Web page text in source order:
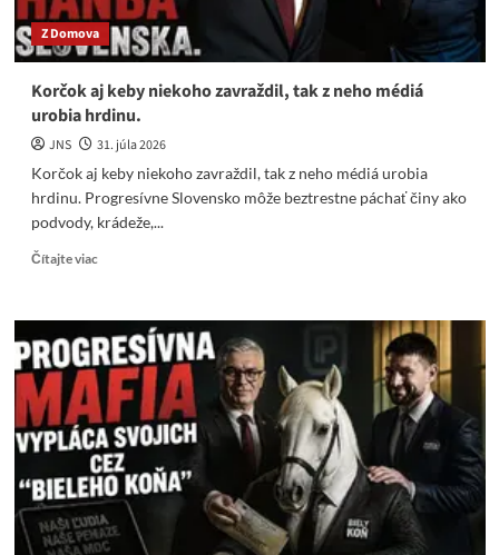
Z Domova
Korčok aj keby niekoho zavraždil, tak z neho médiá
urobia hrdinu.
JNS
31. júla 2026
Korčok aj keby niekoho zavraždil, tak z neho médiá urobia
hrdinu. Progresívne Slovensko môže beztrestne páchať činy ako
podvody, krádeže,...
Čítajte viacRead
Korčok
aj
keby
niekoho
zavraždil,
tak
z
neho
médiá
urobia
hrdinu.